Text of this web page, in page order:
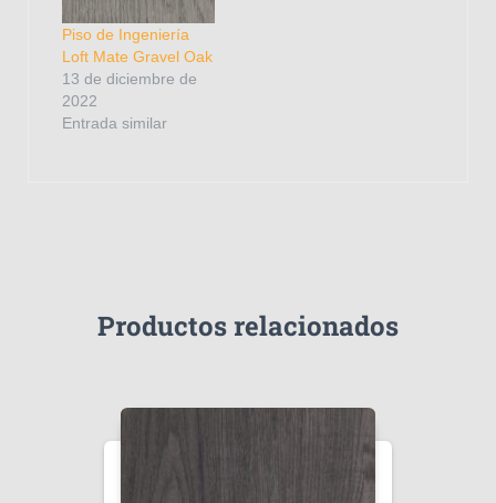
Piso de Ingeniería
Loft Mate Gravel Oak
13 de diciembre de
2022
Entrada similar
Productos relacionados